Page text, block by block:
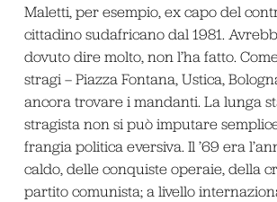
Maletti, per esempio, ex capo del
cittadino sudafricano dal 1981.
dovuto dire molto, non l’ha fatto.
stragi – Piazza Fontana, Ustica,
ancora trovare i mandanti. La lunga
stragista non si può imputare
frangia politica eversiva. Il ’69 era
caldo, delle conquiste operaie, della
partito comunista; a livello